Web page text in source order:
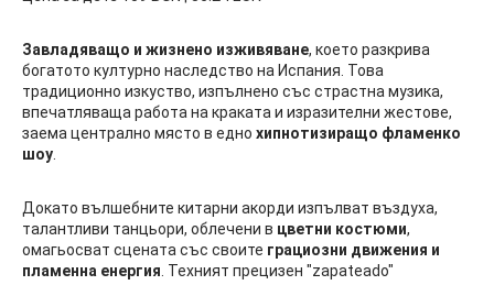
Завладяващо и жизнено изживяване, което разкрива
богатото културно наследство на Испания. Това
традиционно изкуство, изпълнено със страстна музика,
впечатляваща работа на краката и изразителни жестове,
заема централно място в едно хипнотизиращо фламенко
шоу
Докато вълшебните китарни акорди изпълват въздуха,
талантливи танцьори, облечени в цветни костюми,
омагьосват сцената със своите грациозни движения и
пламенна енергия . Техният прецизен "zapateado"